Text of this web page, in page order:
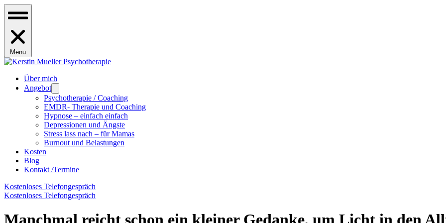
Menu
Über mich
Angebot
Psychotherapie / Coaching
EMDR- Therapie und Coaching
Hypnose – einfach einfach
Depressionen und Ängste
Stress lass nach – für Mamas
Burnout und Belastungen
Kosten
Blog
Kontakt /Termine
Kostenloses Telefongespräch
Kostenloses Telefongespräch